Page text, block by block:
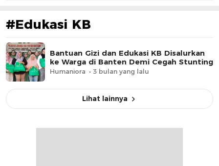
#Edukasi KB
Bantuan Gizi dan Edukasi KB Disalurkan
ke Warga di Banten Demi Cegah Stunting
Humaniora 3 bulan yang lalu
Lihat lainnya